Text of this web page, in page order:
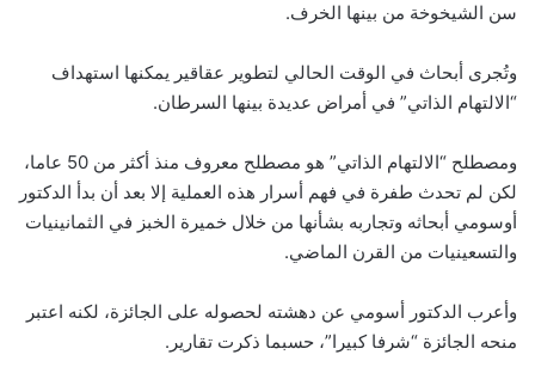
سن الشيخوخة من بينها الخرف.
وتُجرى أبحاث في الوقت الحالي لتطوير عقاقير يمكنها استهداف
“الالتهام الذاتي” في أمراض عديدة بينها السرطان.
ومصطلح “الالتهام الذاتي” هو مصطلح معروف منذ أكثر من 50 عاما،
لكن لم تحدث طفرة في فهم أسرار هذه العملية إلا بعد أن بدأ الدكتور
أوسومي أبحاثه وتجاربه بشأنها من خلال خميرة الخبز في الثمانينيات
والتسعينيات من القرن الماضي.
وأعرب الدكتور أسومي عن دهشته لحصوله على الجائزة، لكنه اعتبر
منحه الجائزة “شرفا كبيرا”، حسبما ذكرت تقارير.